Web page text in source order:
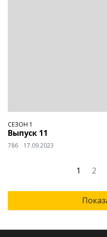
СЕЗОН 1
Выпуск 11
786 17.09.2023
1 2